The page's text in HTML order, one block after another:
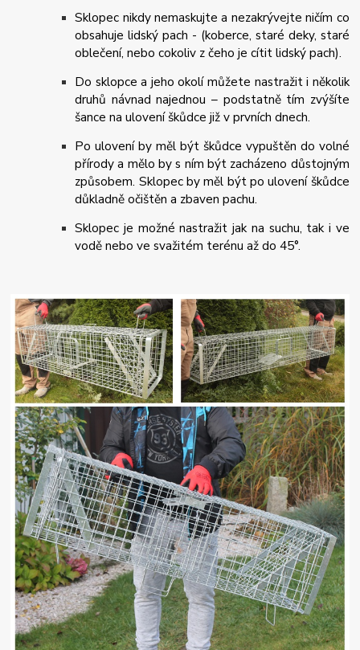
Sklopec nikdy nemaskujte a nezakrývejte ničím co
obsahuje lidský pach - (koberce, staré deky, staré
oblečení, nebo cokoliv z čeho je cítit lidský pach).
Do sklopce a jeho okolí můžete nastražit i několik
druhů návnad najednou – podstatně tím zvýšíte
šance na ulovení škůdce již v prvních dnech.
Po ulovení by měl být škůdce vypuštěn do volné
přírody a mělo by s ním být zacházeno důstojným
způsobem. Sklopec by měl být po ulovení škůdce
důkladně očištěn a zbaven pachu.
Sklopec je možné nastražit jak na suchu, tak i ve
vodě nebo ve svažitém terénu až do 45°.